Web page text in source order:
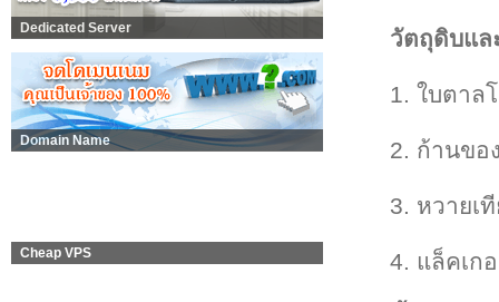
Dedicated Server
Domain Name
Cheap VPS
วัตถุดิบแล
1. ใบตาล
2. ก้านขอ
3. หวายเ
4. แล็คเก